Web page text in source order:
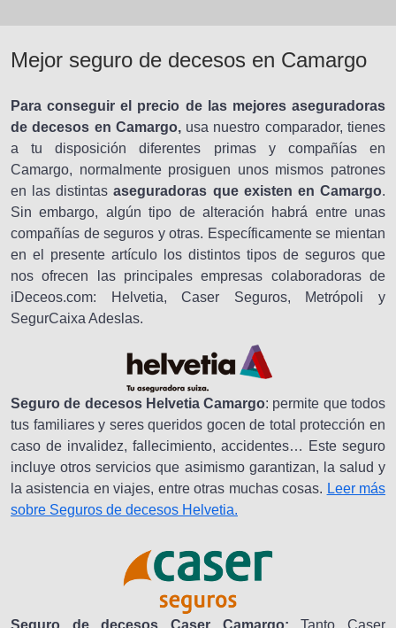
Mejor seguro de decesos en Camargo
Para conseguir el precio de las mejores aseguradoras
de decesos en Camargo,usa nuestro comparador, tienes
a tu disposición diferentes primas y compañías en
Camargo, normalmente prosiguen unos mismos patrones
en las distintas aseguradoras que existen en Camargo.
Sin embargo, algún tipo de alteración habrá entre unas
compañías de seguros y otras. Específicamente se mientan
en el presente artículo los distintos tipos de seguros que
nos ofrecen las principales empresas colaboradoras de
iDeceos.com: Helvetia, Caser Seguros, Metrópoli y
SegurCaixa Adeslas.
Seguro de decesos Helvetia Camargo: permite que todos
tus familiares y seres queridos gocen de total protección en
caso de invalidez, fallecimiento, accidentes… Este seguro
incluye otros servicios que asimismo garantizan, la salud y
la asistencia en viajes, entre otras muchas cosas. Leer más
sobre Seguros de decesos Helvetia.
Seguro de decesos Caser Camargo: Tanto Caser